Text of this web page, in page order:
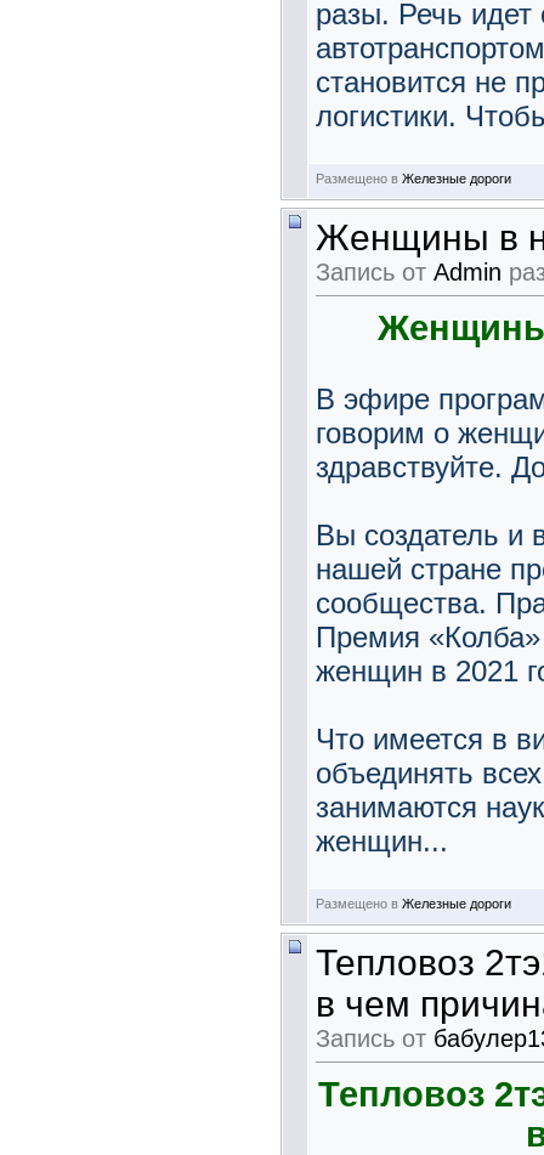
разы. Речь идет
становится не
логистики.
Размещено в Железные дороги
Женщины в
Запись от Admin
Женщины
В эфире
говорим о
здравствуйте.
Вы создатель и
нашей стране
сообщества.
Премия
женщин в 2021
Что имеется в
объединять
занимаются
женщин...
Размещено в Железные дороги
Тепловоз
в чем
Запись от
Тепловоз